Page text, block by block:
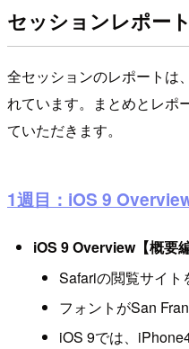
セッションレポート
全セッションのレポートは
れています。まとめとレポ
ていただきます。
1週目：iOS 9
iOS 9 Overview【概要
Safariの閲覧サイト
フォントがSan
iOS 9では、